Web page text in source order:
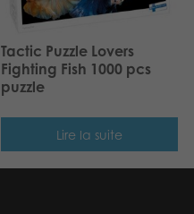
Tactic Puzzle Lovers
Fighting Fish 1000 pcs
puzzle
Lire la suite